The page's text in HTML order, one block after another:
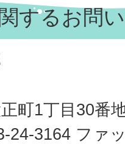
するお問
町1丁目30番
24-3164 ファ